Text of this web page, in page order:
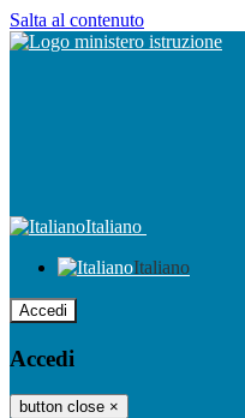
Salta al contenuto
Italiano
Italiano
Accedi
Accedi
button close ×